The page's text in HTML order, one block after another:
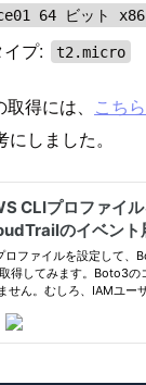
64 ビット
プ: t2.micro
得には、 こち
しました。